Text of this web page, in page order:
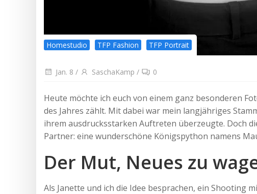
Homestudio TFP Fashion TFP Portrait
Jan. 8 / SaschaKamp / 0
Heute möchte ich euch von einem ganz besonderen
des Jahres zählt. Mit dabei war mein langjähriges
ihrem ausdrucksstarken Auftreten überzeugte. Doch
Partner: eine wunderschöne Königspython namens
Der Mut, Neues zu
Als Janette und ich die Idee besprachen, ein Shooting